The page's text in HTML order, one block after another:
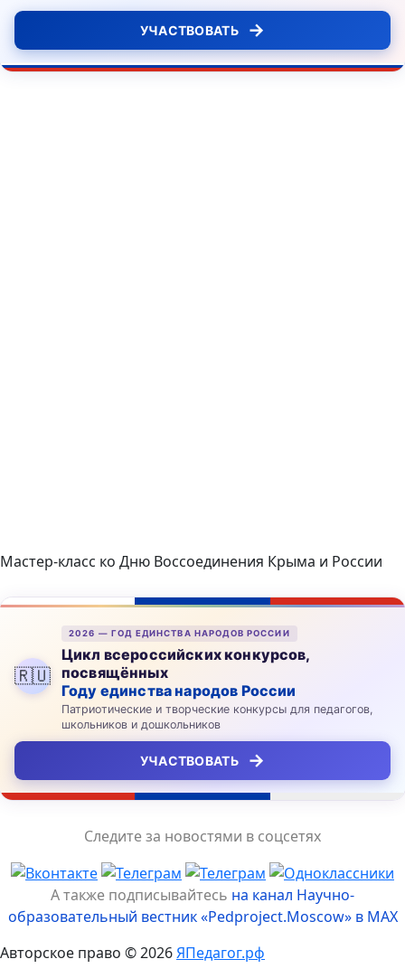
УЧАСТВОВАТЬ →
Мастер-класс ко Дню Воссоединения Крыма и России
🇷🇺
2026 — ГОД ЕДИНСТВА НАРОДОВ РОССИИ
Цикл всероссийских конкурсов,
посвящённых
Году единства народов России
Патриотические и творческие конкурсы для педагогов,
школьников и дошкольников
УЧАСТВОВАТЬ →
Следите за новостями в соцсетях
А также подписывайтесь на канал Научно-
образовательный вестник «Pedproject.Moscow» в MAX
Авторское право © 2026ЯПедагог.рф